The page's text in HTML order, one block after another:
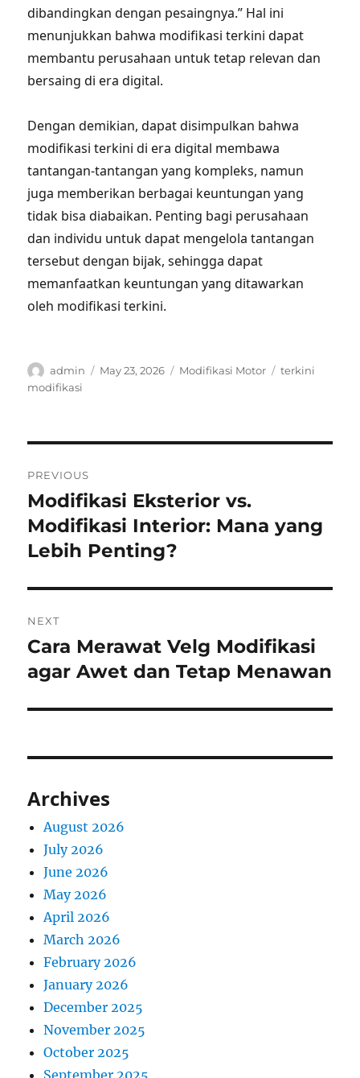
dibandingkan dengan pesaingnya.” Hal ini
menunjukkan bahwa modifikasi terkini dapat
membantu perusahaan untuk tetap relevan dan
bersaing di era digital.
Dengan demikian, dapat disimpulkan bahwa
modifikasi terkini di era digital membawa
tantangan-tantangan yang kompleks, namun
juga memberikan berbagai keuntungan yang
tidak bisa diabaikan. Penting bagi perusahaan
dan individu untuk dapat mengelola tantangan
tersebut dengan bijak, sehingga dapat
memanfaatkan keuntungan yang ditawarkan
oleh modifikasi terkini.
Author
admin
Posted
May 23, 2026 Categories
Modifikasi Motor Tags
terkini
modifikasi
navigation
PREVIOUS
Previous
post:
Modifikasi Eksterior vs.
Modifikasi Interior: Mana yang
Lebih Penting?
NEXT
Next
post:
Cara Merawat Velg Modifikasi
agar Awet dan Tetap Menawan
Archives
August 2026
July 2026
June 2026
May 2026
April 2026
March 2026
February 2026
January 2026
December 2025
November 2025
October 2025